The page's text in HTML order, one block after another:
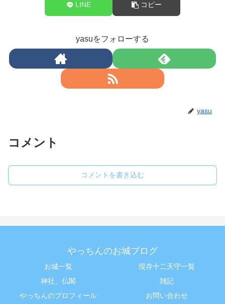
LINE コピー
yasuをフォローする
yasu
コメント
コメントを書き込む
やっちんのお城ブログ
お城一覧
現存十二天守一覧
神社、仏閣
雑記
やっちんのプロフィール
お問い合わせ